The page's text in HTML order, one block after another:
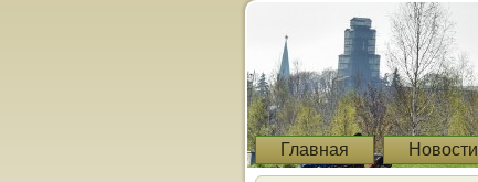
Главная Новости